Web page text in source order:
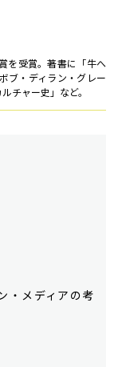
を受賞。著書に「牛へ
ブ・ディラン・グレー
チャー史」など。
・メディアの考